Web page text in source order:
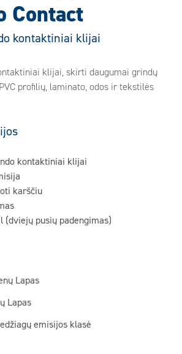
Contact
kontaktiniai klijai
klijai, skirti daugumai grindų
profilių, laminato, odos ir tekstilės
kontaktiniai klijai
karščiu
(dviejų pusių padengimas)
Lapas
Lapas
emisijos klasė